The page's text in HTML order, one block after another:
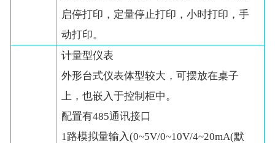
启停打印，定量停止打印，小时打印，手
动打印。
计量型仪表
外形台式仪表体型较大，可摆放在桌子
上，也嵌入于控制柜中。
配置有485通讯接口
1路模拟量输入(0~5V/0~10V/4~20mA(默